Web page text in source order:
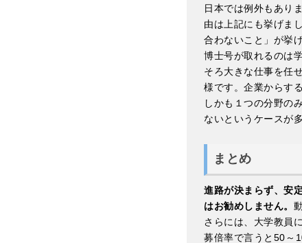
日本では例外もあり
由は上記にも挙げま
合わないこと」が挙
博士号が取れるのは
そろ大きな仕事を任
様です。企業からす
しかも１つの分野の
ないというケースが
まとめ
進路が決まらず、安
はお勧めしません。
さらには、大学教員
募倍率で言うと50～